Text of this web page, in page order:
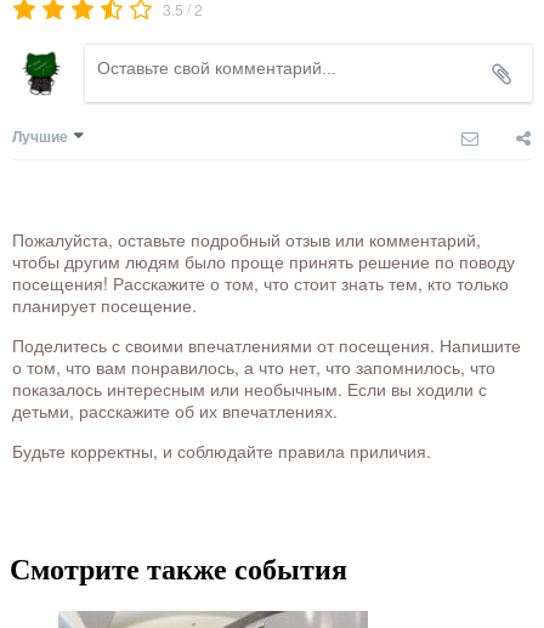
3.5 /2
Лучшие
Пожалуйста, оставьте подробный отзыв или комментарий,
чтобы другим людям было проще принять решение по поводу
посещения! Расскажите о том, что стоит знать тем, кто только
планирует посещение.
Поделитесь с своими впечатлениями от посещения. Напишите
о том, что вам понравилось, а что нет, что запомнилось, что
показалось интересным или необычным. Если вы ходили с
детьми, расскажите об их впечатлениях.
Будьте корректны, и соблюдайте правила приличия.
Смотрите также события